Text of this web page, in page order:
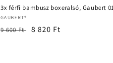
3x férfi bambusz boxeralsó, Gaubert
Forgalmazó:
GAUBERT®
Normál
9 600 Ft Akciós
8 820 Ft